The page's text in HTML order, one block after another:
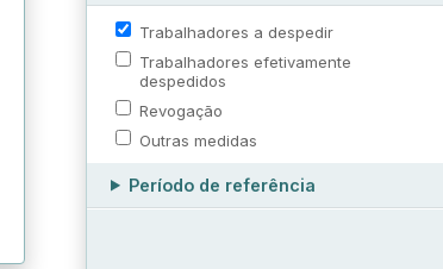
Trabalhadores a despedir
Trabalhadores efetivamente
despedidos
Revogação
Outras medidas
Período de referência